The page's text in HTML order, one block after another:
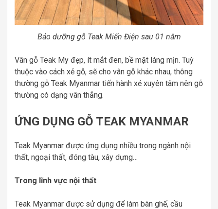
Bảo dưỡng gỗ Teak Miến Điện sau 01 năm
Vân gỗ Teak My đẹp, ít mắt đen, bề mặt láng mịn. Tuỳ
thuộc vào cách xẻ gỗ, sẽ cho vân gỗ khác nhau, thông
thường gỗ Teak Myanmar tiến hành xẻ xuyên tâm nên gỗ
thường có dạng vân thẳng.
ỨNG DỤNG GỖ TEAK MYANMAR
Teak Myanmar được ứng dụng nhiều trong ngành nội
thất, ngoại thất, đóng tàu, xây dựng…
Trong lĩnh vực nội thất
Teak Myanmar được sử dụng để làm bàn ghế, cầu